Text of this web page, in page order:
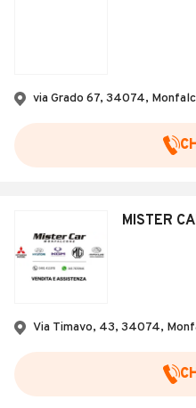
via Grado 67, 34074,
MISTER
Via Timavo, 43, 34074,